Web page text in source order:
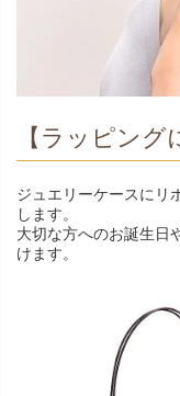
【ラッピング
ジュエリーケースにリ
します。
大切な方へのお誕生日
けます。